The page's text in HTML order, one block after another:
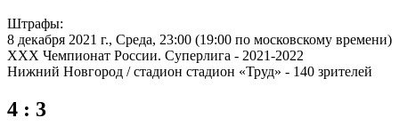
Штрафы:
8 декабря 2021 г., Среда, 23:00 (19:00 по московскому времени)
XXX Чемпионат России. Суперлига - 2021-2022
Нижний Новгород / стадион стадион «Труд» - 140 зрителей
4 : 3